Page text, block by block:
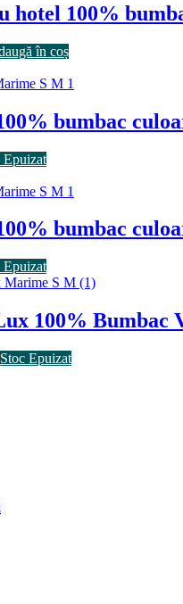
hotel 100%
în coș
bumbac
Epuizat
bumbac
Epuizat
100% Bumbac
Stoc Epuizat